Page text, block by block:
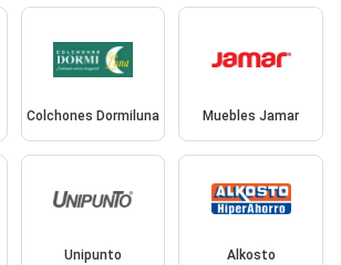
Colchones Dormiluna Muebles Jamar
Unipunto Alkosto